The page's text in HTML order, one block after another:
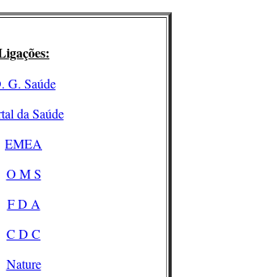
G. Saúde
da Saúde
EMEA
O M S
F D A
C D C
Nature